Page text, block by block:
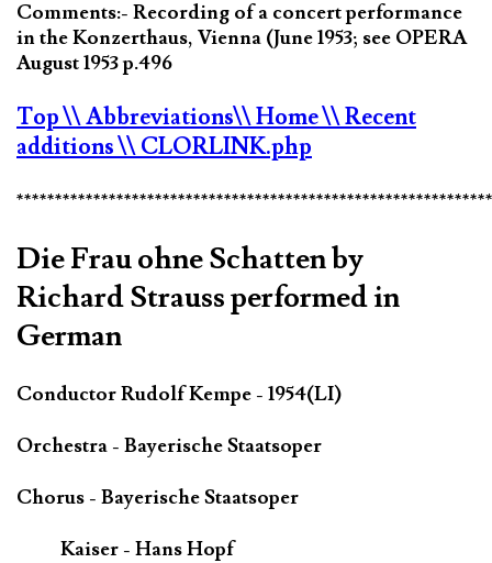
Comments:- Recording of a concert performance
in the Konzerthaus, Vienna (June 1953; see OPERA
August 1953 p.496
Top\\ Abbreviations\\ Home\\ Recent
additions\\ CLORLINK.php
Die Frau ohne Schatten by
Richard Strauss performed in
German
Conductor Rudolf Kempe - 1954(LI)
Orchestra - Bayerische Staatsoper
Chorus - Bayerische Staatsoper
Kaiser - Hans Hopf